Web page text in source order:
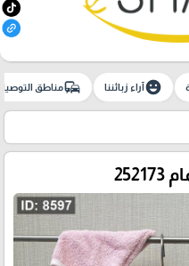
emoji_emotionsآراء زبائننا commuteمناطق